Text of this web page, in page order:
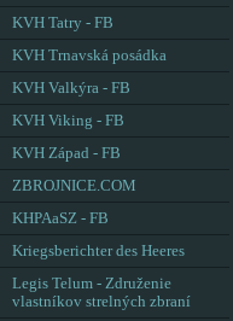
KVH Tatry - FB
KVH Trnavská posádka
KVH Valkýra - FB
KVH Viking - FB
KVH Západ - FB
ZBROJNICE.COM
KHPAaSZ - FB
Kriegsberichter des Heeres
Legis Telum - Združenie
vlastníkov strelných zbraní